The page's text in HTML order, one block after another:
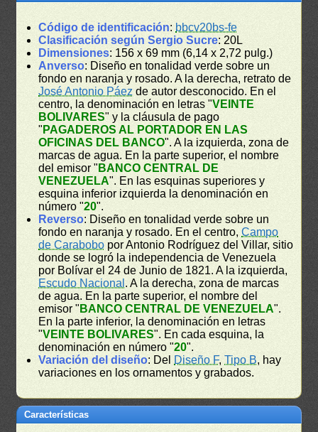
Código de identificación: bbcv20bs-fe
Clasificación según Sergio Sucre: 20L
Dimensiones: 156 x 69 mm (6,14 x 2,72 pulg.)
Anverso: Diseño en tonalidad verde sobre un
fondo en naranja y rosado. A la derecha, retrato de
José Antonio Páez de autor desconocido. En el
centro, la denominación en letras "VEINTE
BOLIVARES" y la cláusula de pago
" PAGADEROS AL PORTADOR EN LAS
OFICINAS DEL BANCO". A la izquierda, zona de
marcas de agua. En la parte superior, el nombre
del emisor " BANCO CENTRAL DE
VENEZUELA". En las esquinas superiores y
esquina inferior izquierda la denominación en
número "20".
Reverso: Diseño en tonalidad verde sobre un
fondo en naranja y rosado. En el centro,Campo
de Carabobo por Antonio Rodríguez del Villar, sitio
donde se logró la independencia de Venezuela
por Bolívar el 24 de Junio de 1821. A la izquierda,
Escudo Nacional . A la derecha, zona de marcas
de agua. En la parte superior, el nombre del
emisor " BANCO CENTRAL DE VENEZUELA".
En la parte inferior, la denominación en letras
"VEINTE BOLIVARES". En cada esquina, la
denominación en número "20".
Variación del diseño: Del Diseño F,Tipo B, hay
variaciones en los ornamentos y grabados.
Características